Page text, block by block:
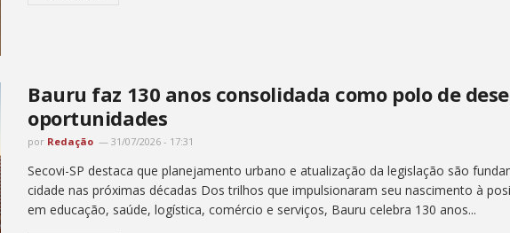
Bauru faz 130 anos consolidada como polo de
oportunidades
por Redação 31/07/2026 - 17:31
Secovi-SP destaca que planejamento urbano e atualização da legislação são
cidade nas próximas décadas Dos trilhos que impulsionaram seu nascimento à
em educação, saúde, logística, comércio e serviços, Bauru celebra 130 anos...